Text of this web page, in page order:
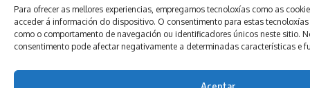
Para ofrecer as mellores experiencias, empregamos tecnoloxías como as
acceder á información do dispositivo. O consentimento para estas
como o comportamento de navegación ou identificadores únicos neste sitio.
consentimento pode afectar negativamente a determinadas características e